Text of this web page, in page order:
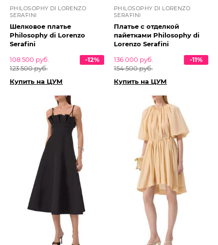
PHILOSOPHY DI LORENZO
SERAFINI
Шелковое платье
Philosophy di Lorenzo
Serafini
108 500 руб.
123 500 руб.
-12%
Купить на ЦУМ
PHILOSOPHY DI LORENZO
SERAFINI
Платье с отделкой
пайетками Philosophy di
Lorenzo Serafini
136 000 руб.
154 500 руб.
-11%
Купить на ЦУМ